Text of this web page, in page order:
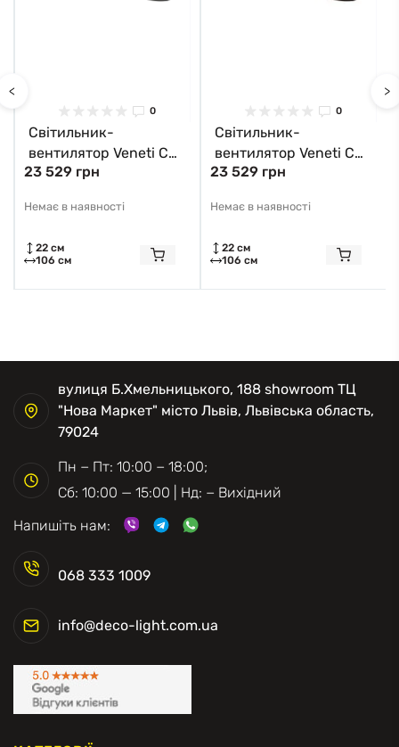
<
0
Світильник-
вентилятор Veneti CCT
LED AZ4448 Azzardo
23 529 грн
Немає в наявності
22 см
106 см
0
Світильник-
вентилятор Veneti CCT
LED AZ4449 Azzardo
23 529 грн
Немає в наявності
22 см
106 см
>
068 333 1009
info@deco-light.com.ua
вулиця Б.Хмельницького, 188 showroom ТЦ
"Нова Маркет" місто Львів, Львівська область,
79024
Пн − Пт: 10:00 − 18:00;
Сб: 10:00 — 15:00 | Нд: − Вихідний
Напишіть нам: